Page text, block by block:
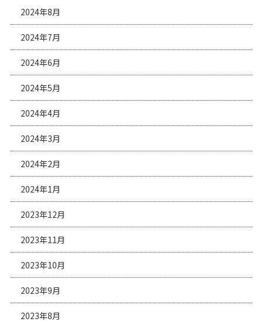
2024年8月
2024年7月
2024年6月
2024年5月
2024年4月
2024年3月
2024年2月
2024年1月
2023年12月
2023年11月
2023年10月
2023年9月
2023年8月